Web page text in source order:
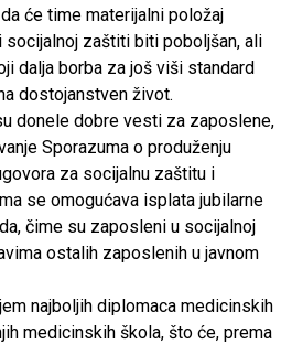
će time materijalni položaj
zaštiti biti poboljšan, ali
dalja borba za još viši standard
dostojanstven život.
donele dobre vesti za zaposlene,
Sporazuma o produženju
za socijalnu zaštitu i
se omogućava isplata jubilarne
čime su zaposleni u socijalnoj
ostalih zaposlenih u javnom
najboljih diplomaca medicinskih
medicinskih škola, što će, prema